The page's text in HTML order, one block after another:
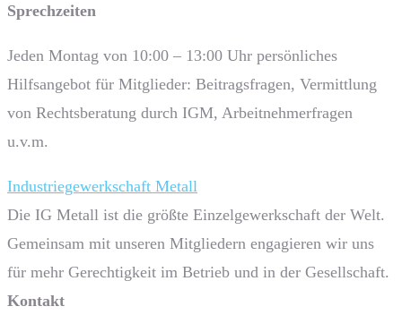
Sprech­zeiten
Jeden Montag von 10:00 – 13:00 Uhr persönliches
Hilfsangebot für Mitglieder: Beitragsfragen, Vermittlung
von Rechtsberatung durch IGM, Arbeitnehmerfragen
u.v.m.
Industriegewerkschaft Metall
Die IG Metall ist die größte Einzelgewerkschaft der Welt.
Gemeinsam mit unseren Mitgliedern engagieren wir uns
für mehr Gerechtigkeit im Betrieb und in der Gesellschaft.
Kontakt